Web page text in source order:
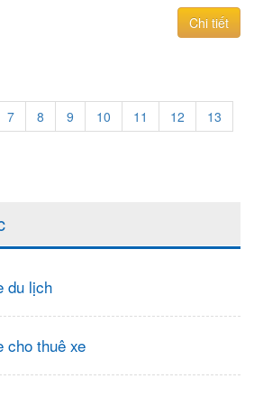
Chi tiết
7 8 9 10 11 12
13
du lịch
cho thuê xe